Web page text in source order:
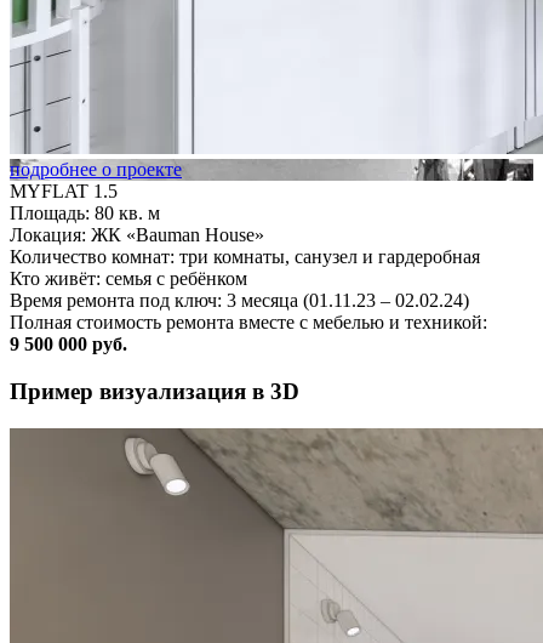
подробнее о проекте
MYFLAT 1.5
Площадь: 80 кв. м
Локация: ЖК «Bauman House»
Количество комнат: три комнаты, санузел и гардеробная
Кто живёт: семья с ребёнком
Время ремонта под ключ: 3 месяца (01.11.23 – 02.02.24)
Полная стоимость ремонта вместе с мебелью и техникой:
9 500 000 руб.
Пример визуализация в 3D